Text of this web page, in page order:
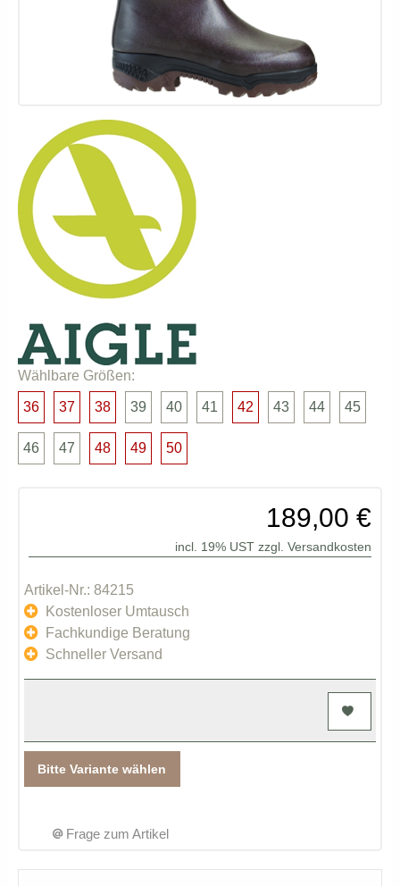
Wählbare Größen:
36 37 38 39 40 41 42 43 44 45
46 47 48 49 50
189,00 €
incl. 19% UST zzgl. Versandkosten
Artikel-Nr.: 84215
Kostenloser Umtausch
Fachkundige Beratung
Schneller Versand
Bitte Variante wählen
Frage zum Artikel